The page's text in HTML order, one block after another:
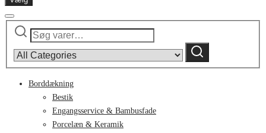
Søg
category:
Søg
Borddækning
Bestik
Engangsservice & Bambusfade
Porcelæn & Keramik